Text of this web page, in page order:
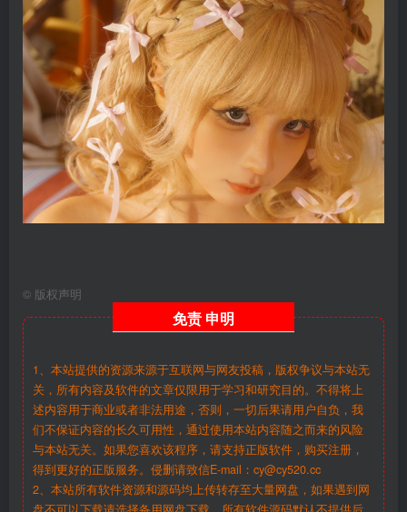
© 版权声明
免责 申明
1、本站提供的资源来源于互联网与网友投稿，版权争议与本站无
关，所有内容及软件的文章仅限用于学习和研究目的。不得将上
述内容用于商业或者非法用途，否则，一切后果请用户自负，我
们不保证内容的长久可用性，通过使用本站内容随之而来的风险
与本站无关。如果您喜欢该程序，请支持正版软件，购买注册，
得到更好的正版服务。侵删请致信E-mail：cy@cy520.cc
2、本站所有软件资源和源码均上传转存至大量网盘，如果遇到网